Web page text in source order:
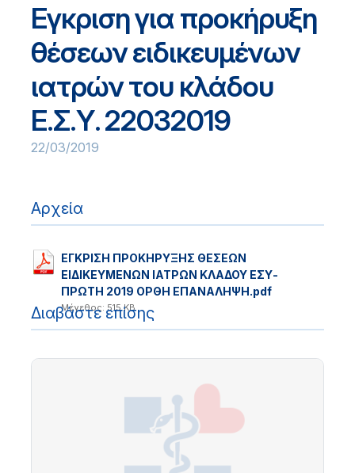
Εγκριση για προκήρυξη
θέσεων ειδικευμένων
ιατρών του κλάδου
Ε.Σ.Υ. 22032019
22/03/2019
Αρχεία
ΕΓΚΡΙΣΗ ΠΡΟΚΗΡΥΞΗΣ ΘΕΣΕΩΝ
ΕΙΔΙΚΕΥΜΕΝΩΝ ΙΑΤΡΩΝ ΚΛΑΔΟΥ ΕΣΥ-
ΠΡΩΤΗ 2019 ΟΡΘΗ ΕΠΑΝΑΛΗΨΗ.pdf
Μέγεθος: 515 KB
Διαβάστε επίσης